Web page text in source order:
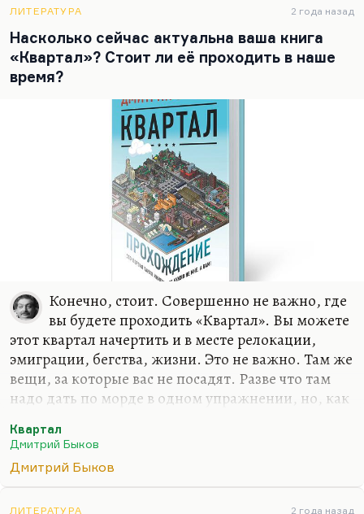
почти центре города. Соответственно, ощущения
провинции у меня нет потому, что я ведь всегда
жил, очень много времени проводил в Чепелеве,
на даче своей. Или в «Березках», любимом
пансионате. И у меня ровно такой же пейзаж
здесь, ровно с теми же грибами. Но проблема в
том, что до Чепелева час ехать, а иногда и два, в
ЛИТЕРАТУРА 2 года назад
Насколько сейчас актуальна ваша книга
«Квартал»? Стоит ли её проходить в наше
время?
Конечно, стоит. Совершенно не важно, где
вы будете проходить «Квартал». Вы можете
этот квартал начертить и в месте релокации,
эмиграции, бегства, жизни. Это не важно. Там же
вещи, за которые вас не посадят. Разве что там
надо дать по морде в одном упражнении, но, как
ведь проходится с единственной целью –
вырваться из привычных связей.
какому принципу построены все эти упражнения.
Квартал
Дмитрий Быков
Дмитрий Быков
ЛИТЕРАТУРА 2 года назад